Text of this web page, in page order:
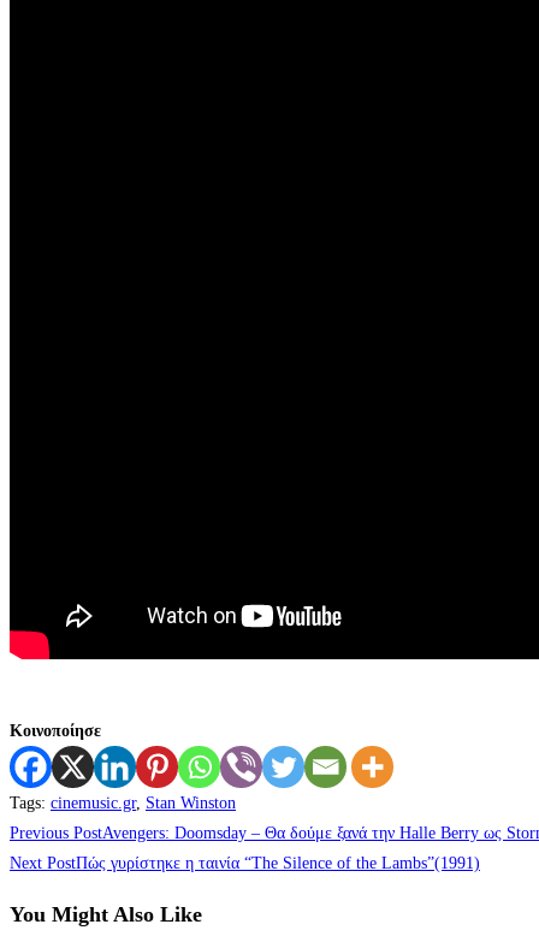
Κοινοποίησε
Tags: cinemusic.gr, Stan Winston
Previous PostAvengers: Doomsday – Θα δούμε ξανά την Halle Berry ως
Next PostΠώς γυρίστηκε η ταινία “The Silence of the Lambs”(1991)
You Might Also Like